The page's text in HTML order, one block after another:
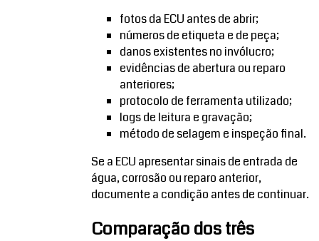
fotos da ECU antes de abrir;
números de etiqueta e de peça;
danos existentes no invólucro;
evidências de abertura ou reparo
anteriores;
protocolo de ferramenta utilizado;
logs de leitura e gravação;
método de selagem e inspeção final.
Se a ECU apresentar sinais de entrada de
água, corrosão ou reparo anterior,
documente a condição antes de continuar.
Comparação dos três